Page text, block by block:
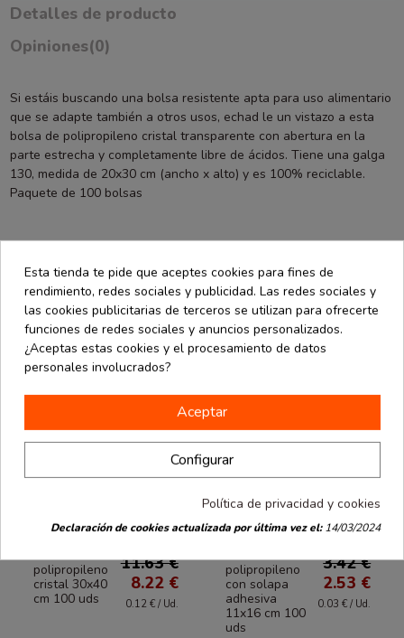
Detalles de producto
Opiniones(0)
Si estáis buscando una bolsa resistente apta para uso alimentario
que se adapte también a otros usos, echad le un vistazo a esta
bolsa de polipropileno cristal transparente con abertura en la
parte estrecha y completamente libre de ácidos. Tiene una galga
130, medida de 20x30 cm (ancho x alto) y es 100% reciclable.
Paquete de 100 bolsas
También podría interesarle
Bolsa de
polipropileno
cristal 30x40
cm 100 uds
11.63 €
8.22 €
0.12 € / Ud.
Bolsa de
polipropileno
con solapa
adhesiva
11x16 cm 100
uds
3.42 €
2.53 €
0.03 € / Ud.
Esta tienda te pide que aceptes cookies para fines de
rendimiento, redes sociales y publicidad. Las redes sociales y
las cookies publicitarias de terceros se utilizan para ofrecerte
funciones de redes sociales y anuncios personalizados.
¿Aceptas estas cookies y el procesamiento de datos
personales involucrados?
Aceptar
Configurar
Política de privacidad y cookies
Declaración de cookies actualizada por última vez el:14/03/2024